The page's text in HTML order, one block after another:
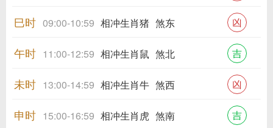
巳时 09:00-10:59 相冲生肖猪 煞东 凶
午时 11:00-12:59 相冲生肖鼠 煞北 吉
未时 13:00-14:59 相冲生肖牛 煞西 凶
申时 15:00-16:59 相冲生肖虎 煞南 吉